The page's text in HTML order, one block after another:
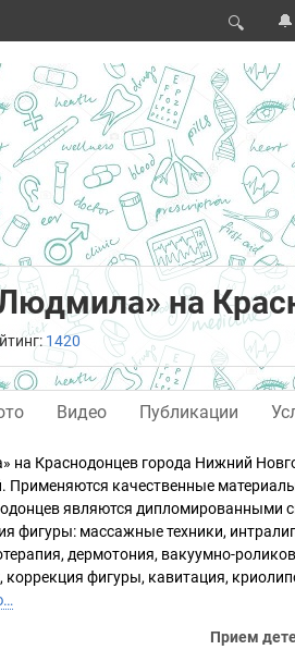
🔍 🔔
на
1420
Видео Публикации
на Краснодонцев города Нижний
Применяются качественные
являются дипломированными
фигуры: массажные техники,
дермотония, вакуумно-
коррекция фигуры, кавитация,
Прием